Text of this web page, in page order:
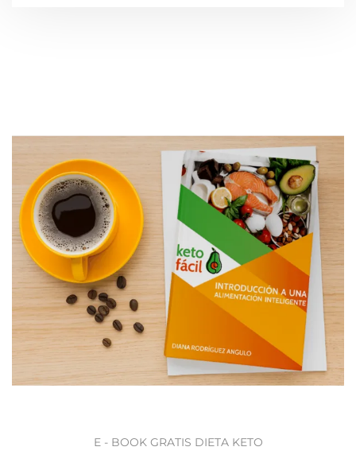
E - BOOK GRATIS DIETA KETO